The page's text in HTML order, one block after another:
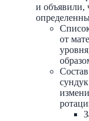
и объявили,
от